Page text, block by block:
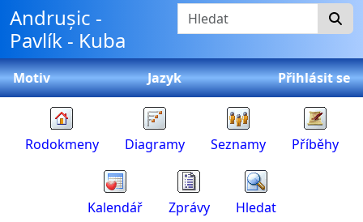
Přeskočit na obsah
Andrușic -
Pavlík - Kuba
Hledat
Motiv Jazyk Přihlásit se
Rodokmeny Diagramy Seznamy Příběhy
Kalendář Zprávy Hledat